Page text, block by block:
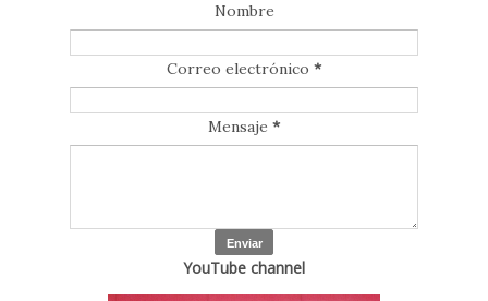
Nombre
Correo electrónico *
Mensaje *
YouTube channel